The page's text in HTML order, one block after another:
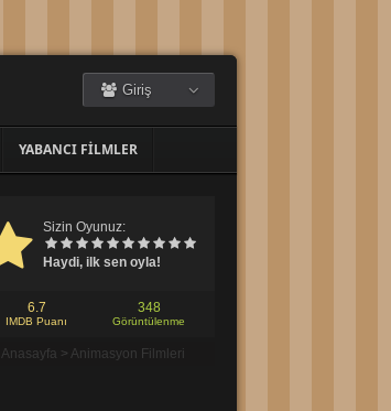
Giriş
YABANCI FILMLER
Sizin Oyunuz:
Haydi, ilk sen oyla!
6.7
IMDB Puanı
348
Görüntülenme
Anasayfa > Animasyon Filmleri